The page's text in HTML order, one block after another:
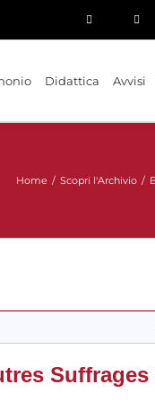
Didattica Avvisi
Home / Scopri l'Archivio /